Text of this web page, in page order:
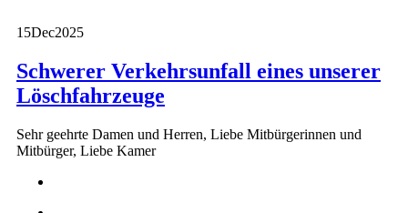
15Dec2025
Schwerer Verkehrsunfall eines unserer
Löschfahrzeuge
Sehr geehrte Damen und Herren, Liebe Mitbürgerinnen und
Mitbürger, Liebe Kamer